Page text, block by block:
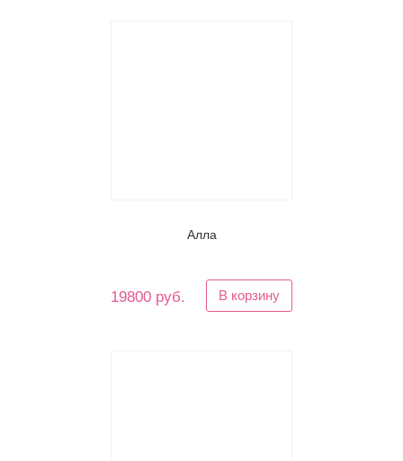
Алла
19800 руб. В корзину